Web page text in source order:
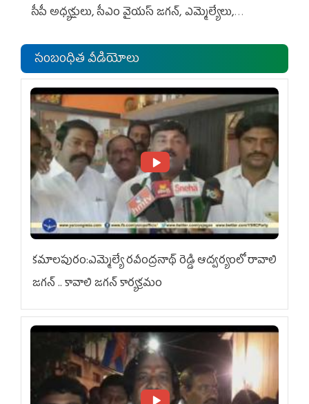
సీపీ అధ్య‌క్షులు, సీఎం వైయ‌స్ జ‌గ‌న్, ఎమ్మెల్యేలు,
సంబంధిత వీడియోలు
కమాలపురం:ఎమ్మెల్యే రవీంద్రనాథ్ రెడ్డి ఆద్వర్యంలో రావాలి
జగన్ .. కావాలి జగన్ కార్యక్రమం